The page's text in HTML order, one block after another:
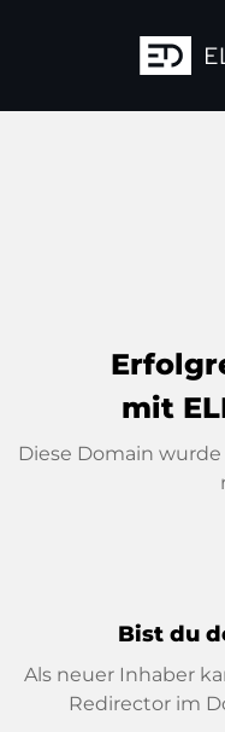
mit
Diese Domain
Bist du
Als neuer Inhaber
Redirector im